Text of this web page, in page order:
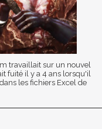
travaillait sur un nouvel
fuité il y a 4 ans lorsqu'il
les fichiers Excel de